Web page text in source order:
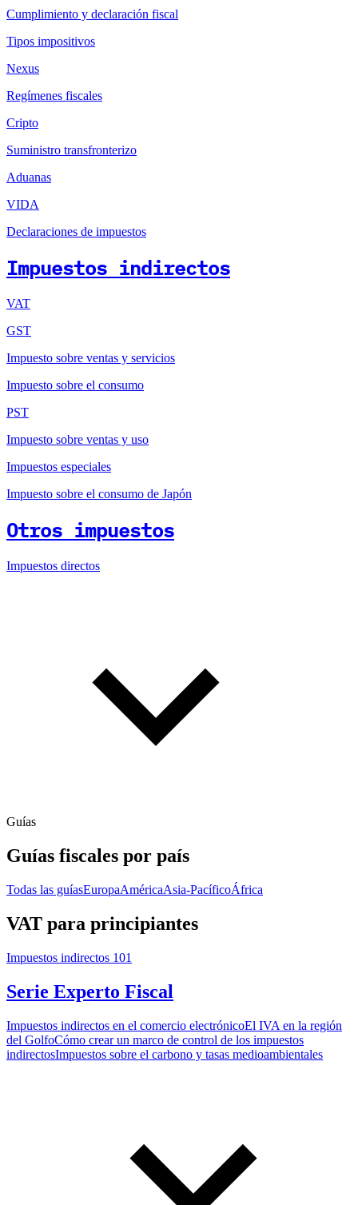
Cumplimiento y declaración fiscal
Tipos impositivos
Nexus
Regímenes fiscales
Cripto
Suministro transfronterizo
Aduanas
VIDA
Declaraciones de impuestos
Impuestos indirectos
VAT
GST
Impuesto sobre ventas y servicios
Impuesto sobre el consumo
PST
Impuesto sobre ventas y uso
Impuestos especiales
Impuesto sobre el consumo de Japón
Otros impuestos
Impuestos directos
Guías
Guías fiscales por país
Todas las guíasEuropaAméricaAsia-PacíficoÁfrica
VAT para principiantes
Impuestos indirectos 101
Serie Experto Fiscal
Impuestos indirectos en el comercio electrónicoEl IVA en la región
del GolfoCómo crear un marco de control de los impuestos
indirectosImpuestos sobre el carbono y tasas medioambientales